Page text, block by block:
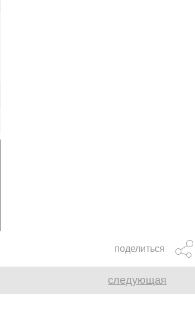
поделиться
следующая